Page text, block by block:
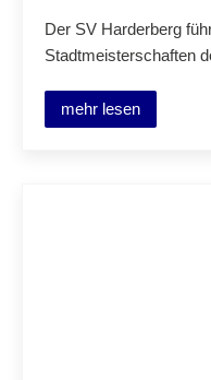
Der SV Harderberg
Stadtmeisterschaften
mehr lesen